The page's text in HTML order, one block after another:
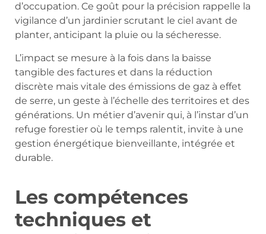
d’occupation. Ce goût pour la précision rappelle la
vigilance d’un jardinier scrutant le ciel avant de
planter, anticipant la pluie ou la sécheresse.
L’impact se mesure à la fois dans la baisse
tangible des factures et dans la réduction
discrète mais vitale des émissions de gaz à effet
de serre, un geste à l’échelle des territoires et des
générations. Un métier d’avenir qui, à l’instar d’un
refuge forestier où le temps ralentit, invite à une
gestion énergétique bienveillante, intégrée et
durable.
Les compétences
techniques et